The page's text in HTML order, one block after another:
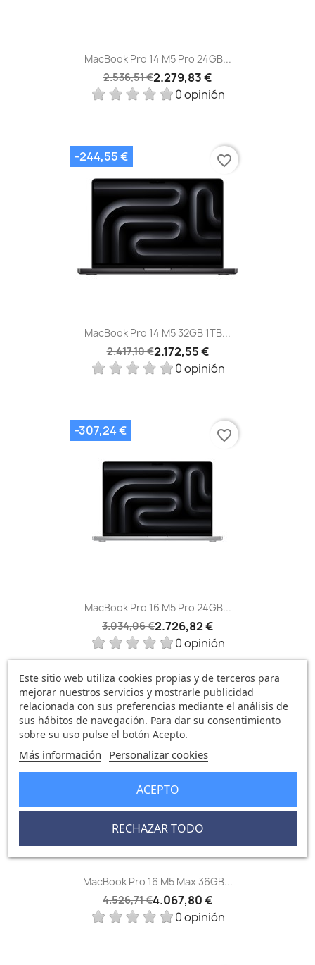
MacBook Pro 14 M5 Pro 24GB...
2.536,51 €2.279,83 €
0 opinión
MacBook Pro 14 M5 32GB 1TB...
2.417,10 €2.172,55 €
0 opinión
-244,55 € favorite_border
MacBook Pro 16 M5 Pro 24GB...
3.034,06 €2.726,82 €
0 opinión
-307,24 € favorite_border
MacBook Pro 16 M5 Max 36GB...
4.526,71 €4.067,80 €
0 opinión
-458,91 € favorite_border
Este sitio web utiliza cookies propias y de terceros para
mejorar nuestros servicios y mostrarle publicidad
relacionada con sus preferencias mediante el análisis de
sus hábitos de navegación. Para dar su consentimiento
sobre su uso pulse el botón Acepto.
Más información Personalizar cookies
RECHAZAR TODO
ACEPTO